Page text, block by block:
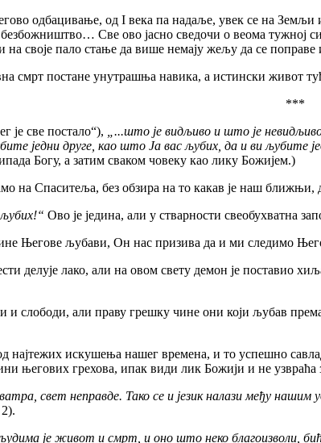
од I века па надаље, увек се на Земљи
Све ово јасно сведочи о веома тужној
своје пало стање да више немају жељу да се поправе
постане унутрашња навика, а истински живот
***
све постало“),
„...што је видљиво и што је
једни друге, као што Ја вас љубих, да и ви љубите
Богу, а затим сваком човеку као лику Божијем.)
Спаситеља, без обзира на то какав је наш ближњи,
Ово је једина, али у стварности свеобухватна
Његове љубави, Он нас призива да и ми следимо
лако, али на овом свету демон је поставио
али праву грешку чине они који љубав према
искушења нашег времена, и то успешно
његових грехова, ипак види лик Божији и не узвраћа
ватра, свет неправде. Тако се и језик налази међу
је живот и смрт, и оно што неко благоизволи,